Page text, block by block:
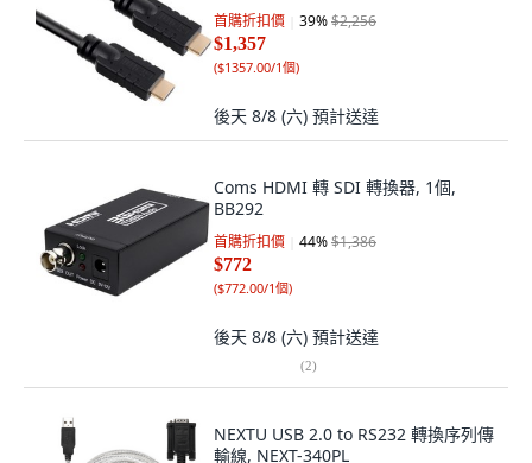
首購折扣價 39%$2,256
$1,357
($1357.00/1個)
後天 8/8 (六) 預計送達
Coms HDMI 轉 SDI 轉換器, 1個,
BB292
首購折扣價 44%$1,386
$772
($772.00/1個)
後天 8/8 (六) 預計送達
(2)
NEXTU USB 2.0 to RS232 轉換序列傳
輸線, NEXT-340PL